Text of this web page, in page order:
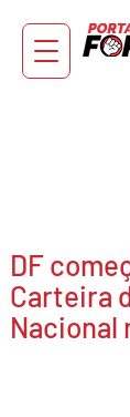
DF
Carteira
Nacional